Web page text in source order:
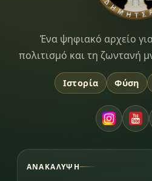
Dimitsana.gr
Ένα ψηφιακό αρχείο
πολιτισμό και τη ζωντανή
Ιστορία Φύση
ΑΝΑΚΆΛΥΨΗ